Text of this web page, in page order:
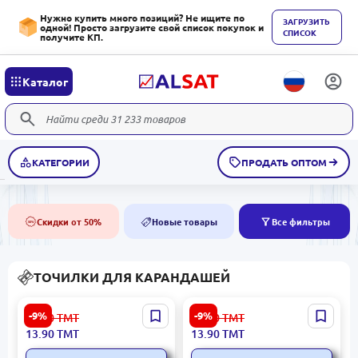
Нужно купить много позиций? Не ищите по
одной! Просто загрузите свой список покупок и
получите КП.
ЗАГРУЗИТЬ
СПИСОК
Каталог
КАТЕГОРИИ ПРОДАТЬ ОПТОМ
50% Скидки от 50% NEW Новые товары Все фильтры
ТОЧИЛКИ ДЛЯ КАРАНДАШЕЙ
-9%
DAIMARSE DMS-855 |
Точилка + Стиралка для
офиса и школы
15.30ТМТ
13.90ТМТ
-9%
Kuromi BK-00101725 |
Точилка для карандашей
Компактный дизайн
15.30ТМТ
13.90ТМТ